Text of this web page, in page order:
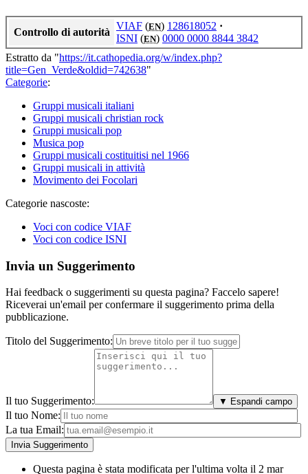
Controllo di autorità
VIAF (EN) 128618052 ·
ISNI (EN) 0000 0000 8844 3842
Estratto da "https://it.cathopedia.org/w/index.php?
title=Gen_Verde&oldid=742638"
Categorie:
Gruppi musicali italiani
Gruppi musicali christian rock
Gruppi musicali pop
Musica pop
Gruppi musicali costituitisi nel 1966
Gruppi musicali in attività
Movimento dei Focolari
Categorie nascoste:
Voci con codice VIAF
Voci con codice ISNI
Invia un Suggerimento
Hai feedback o suggerimenti su questa pagina? Faccelo sapere!
Riceverai un'email per confermare il suggerimento prima della
pubblicazione.
Titolo del Suggerimento:
Il tuo Suggerimento: ▼ Espandi campo
Il tuo Nome:
La tua Email:
Questa pagina è stata modificata per l'ultima volta il 2 mar